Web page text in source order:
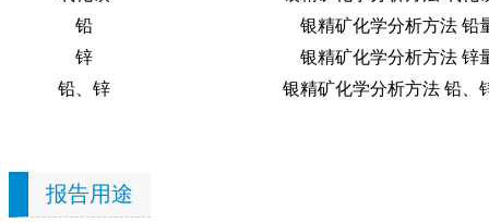
铅
银精矿化学分析方法 铅
锌
银精矿化学分析方法 锌
铅、锌
银精矿化学分析方法 铅、
报告用途